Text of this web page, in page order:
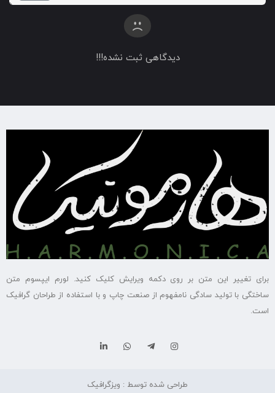
دیدگاهی ثبت نشده!!!
برای تغییر این متن بر روی دکمه ویرایش کلیک کنید. لورم ایپسوم متن
ساختگی با تولید سادگی نامفهوم از صنعت چاپ و با استفاده از طراحان گرافیک
است.
طراحی شده توسط : ویزگرافیک